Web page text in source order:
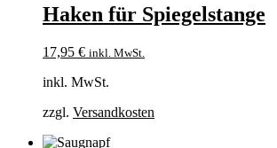
Haken für Spiegelstange
17,95 € inkl. MwSt.
inkl. MwSt.
zzgl. Versandkosten